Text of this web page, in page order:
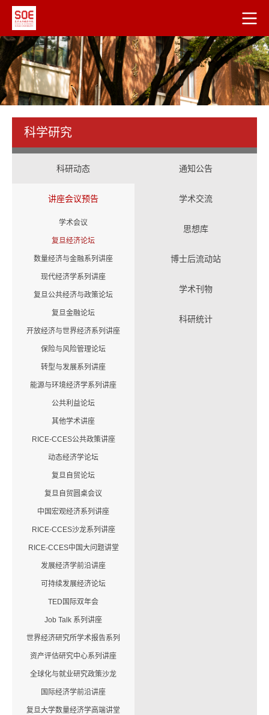
科学研究
科研动态 通知公告
讲座会议预告
学术会议
复旦经济论坛
数量经济与金融系列讲座
现代经济学系列讲座
复旦公共经济与政策论坛
复旦金融论坛
开放经济与世界经济系列讲座
保险与风险管理论坛
转型与发展系列讲座
能源与环境经济学系列讲座
公共利益论坛
其他学术讲座
RICE-CCES公共政策讲座
动态经济学论坛
复旦自贸论坛
复旦自贸圆桌会议
中国宏观经济系列讲座
RICE-CCES沙龙系列讲座
RICE-CCES中国大问题讲堂
发展经济学前沿讲座
可持续发展经济论坛
TED国际双年会
Job Talk 系列讲座
世界经济研究所学术报告系列
资产评估研究中心系列讲座
全球化与就业研究政策沙龙
国际经济学前沿讲座
复旦大学数量经济学高端讲堂
学术交流
思想库
博士后流动站
学术刊物
科研统计